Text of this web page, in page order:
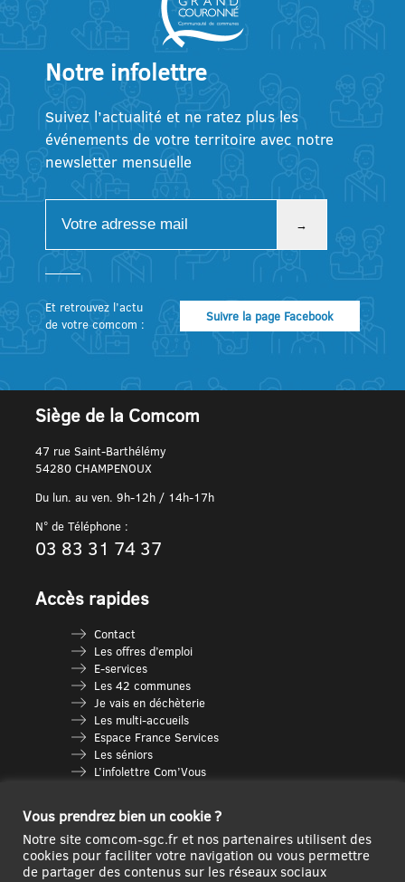
Notre infolettre
Suivez l’actualité et ne ratez plus les
événements de votre territoire avec notre
newsletter mensuelle
Et retrouvez l’actu
de votre comcom :
Suivre la page Facebook
Siège de la Comcom
47 rue Saint-Barthélémy
54280 CHAMPENOUX
Du lun. au ven. 9h-12h / 14h-17h
N° de Téléphone :
03 83 31 74 37
Accès rapides
Contact
Les offres d’emploi
E-services
Les 42 communes
Je vais en déchèterie
Les multi-accueils
Espace France Services
Les séniors
L’infolettre Com’Vous
Plan du site
Vous prendrez bien un cookie ?
Notre site comcom-sgc.fr et nos partenaires utilisent des
cookies pour faciliter votre navigation ou vous permettre
de partager des contenus sur les réseaux sociaux